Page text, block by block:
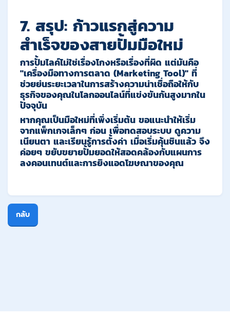
7. สรุป: ก้าวแรกสู่ความ
สำเร็จของสายปั้มมือใหม่
การปั้มไลค์ไม่ใช่เรื่องโกงหรือเรื่องที่ผิด แต่มันคือ
"เครื่องมือทางการตลาด (Marketing Tool)" ที่
ช่วยย่นระยะเวลาในการสร้างความน่าเชื่อถือให้กับ
ธุรกิจของคุณในโลกออนไลน์ที่แข่งขันกันสูงมากใน
ปัจจุบัน
หากคุณเป็นมือใหม่ที่เพิ่งเริ่มต้น ขอแนะนำให้เริ่ม
จากแพ็กเกจเล็กๆ ก่อน เพื่อทดสอบระบบ ดูความ
เนียนตา และเรียนรู้การตั้งค่า เมื่อเริ่มคุ้นชินแล้ว จึง
ค่อยๆ ขยับขยายปั้มยอดให้สอดคล้องกับแผนการ
ลงคอนเทนต์และการยิงแอดโฆษณาของคุณ
กลับ